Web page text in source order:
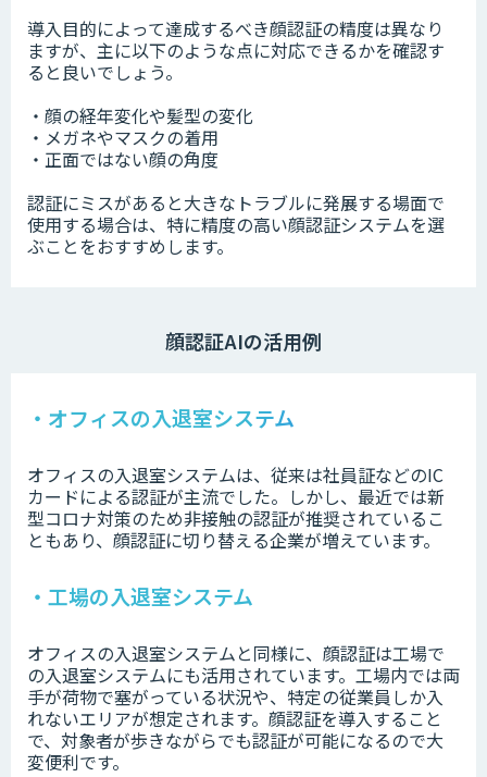
導入目的によって達成するべき顔認証の精度は異なり
ますが、主に以下のような点に対応できるかを確認す
ると良いでしょう。
・顔の経年変化や髪型の変化
・メガネやマスクの着用
・正面ではない顔の角度
認証にミスがあると大きなトラブルに発展する場面で
使用する場合は、特に精度の高い顔認証システムを選
ぶことをおすすめします。
顔認証AIの活用例
・オフィスの入退室システム
オフィスの入退室システムは、従来は社員証などのIC
カードによる認証が主流でした。しかし、最近では新
型コロナ対策のため非接触の認証が推奨されているこ
ともあり、顔認証に切り替える企業が増えています。
・工場の入退室システム
オフィスの入退室システムと同様に、顔認証は工場で
の入退室システムにも活用されています。工場内では両
手が荷物で塞がっている状況や、特定の従業員しか入
れないエリアが想定されます。顔認証を導入すること
で、対象者が歩きながらでも認証が可能になるので大
変便利です。